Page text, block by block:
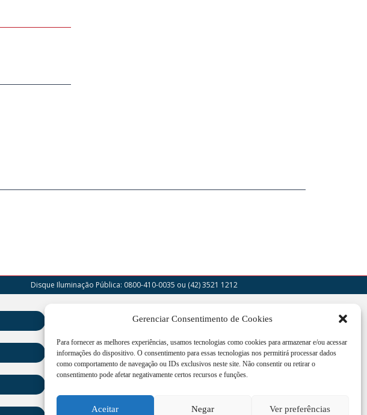
Gerenciar Consentimento de Cookies
Para fornecer as melhores experiências, usamos tecnologias como cookies para armazenar e/ou acessar
informações do dispositivo. O consentimento para essas tecnologias nos permitirá processar dados
como comportamento de navegação ou IDs exclusivos neste site. Não consentir ou retirar o
consentimento pode afetar negativamente certos recursos e funções.
Aceitar Negar Ver preferências
Disque Iluminação Pública: 0800-410-0035 ou (42) 3521 1212
Rua Doutor Cruz Machado, 205 - Centro - União da
Atendimento de segunda a sexta-feira das 12:00h às
18:00h
(42) 3521 1200
ouvidoria@uniaodavitoria.pr.gov.br